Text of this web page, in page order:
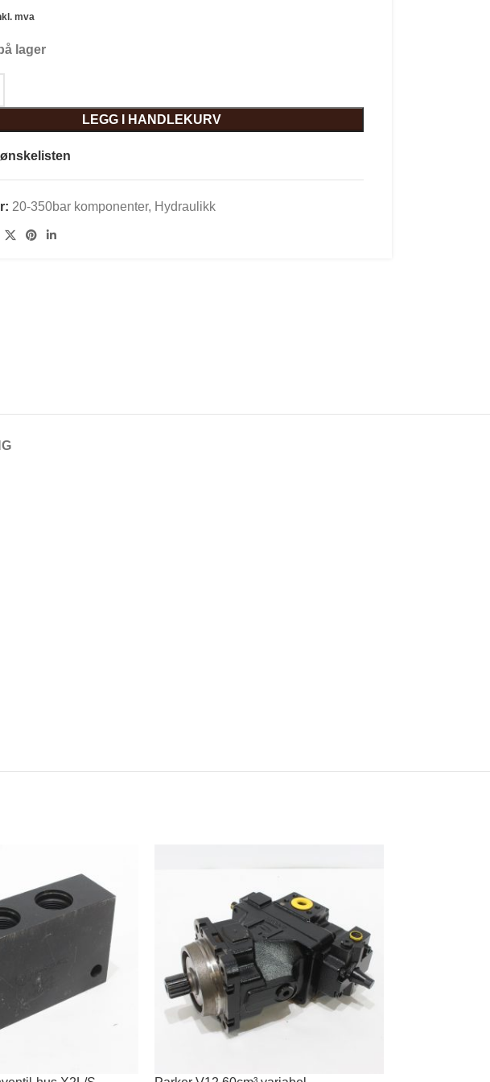
mva
lager
LEGG I HANDLEKURV
20-350bar komponenter, Hydraulikk